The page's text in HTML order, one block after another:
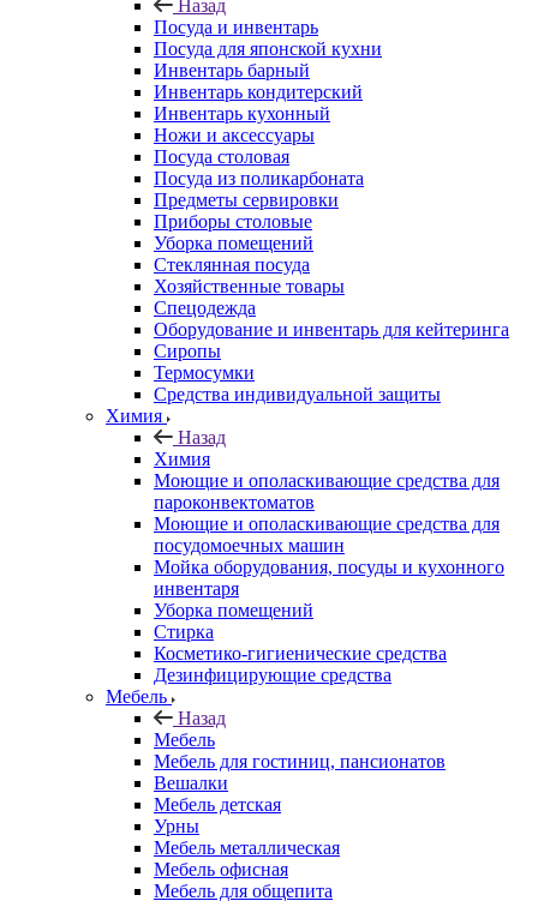
Назад
Посуда и инвентарь
Посуда для японской кухни
Инвентарь барный
Инвентарь кондитерский
Инвентарь кухонный
Ножи и аксессуары
Посуда столовая
Посуда из поликарбоната
Предметы сервировки
Приборы столовые
Уборка помещений
Стеклянная посуда
Хозяйственные товары
Спецодежда
Оборудование и инвентарь для кейтеринга
Сиропы
Термосумки
Средства индивидуальной защиты
Химия
Назад
Химия
Моющие и ополаскивающие средства для
пароконвектоматов
Моющие и ополаскивающие средства для
посудомоечных машин
Мойка оборудования, посуды и кухонного
инвентаря
Уборка помещений
Стирка
Косметико-гигиенические средства
Дезинфицирующие средства
Мебель
Назад
Мебель
Мебель для гостиниц, пансионатов
Вешалки
Мебель детская
Урны
Мебель металлическая
Мебель офисная
Мебель для общепита